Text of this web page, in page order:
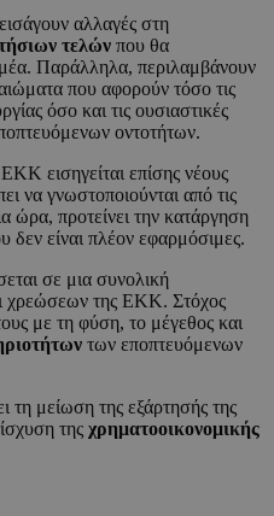
αλλαγές στη
τελών που θα
Παράλληλα, περιλαμβάνουν
που αφορούν τόσο τις
όσο και τις ουσιαστικές
οντοτήτων.
εισηγείται επίσης νέους
να γνωστοποιούνται από τις
ώρα, προτείνει την κατάργηση
είναι πλέον εφαρμόσιμες.
σε μια συνολική
χρεώσεων της ΕΚΚ. Στόχος
με τη φύση, το μέγεθος και
των εποπτευόμενων
τη μείωση της εξάρτησής της
της χρηματοοικονομικής